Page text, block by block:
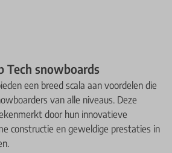
Tech snowboards
een breed scala aan voordelen die
van alle niveaus. Deze
door hun innovatieve
constructie en geweldige prestaties in